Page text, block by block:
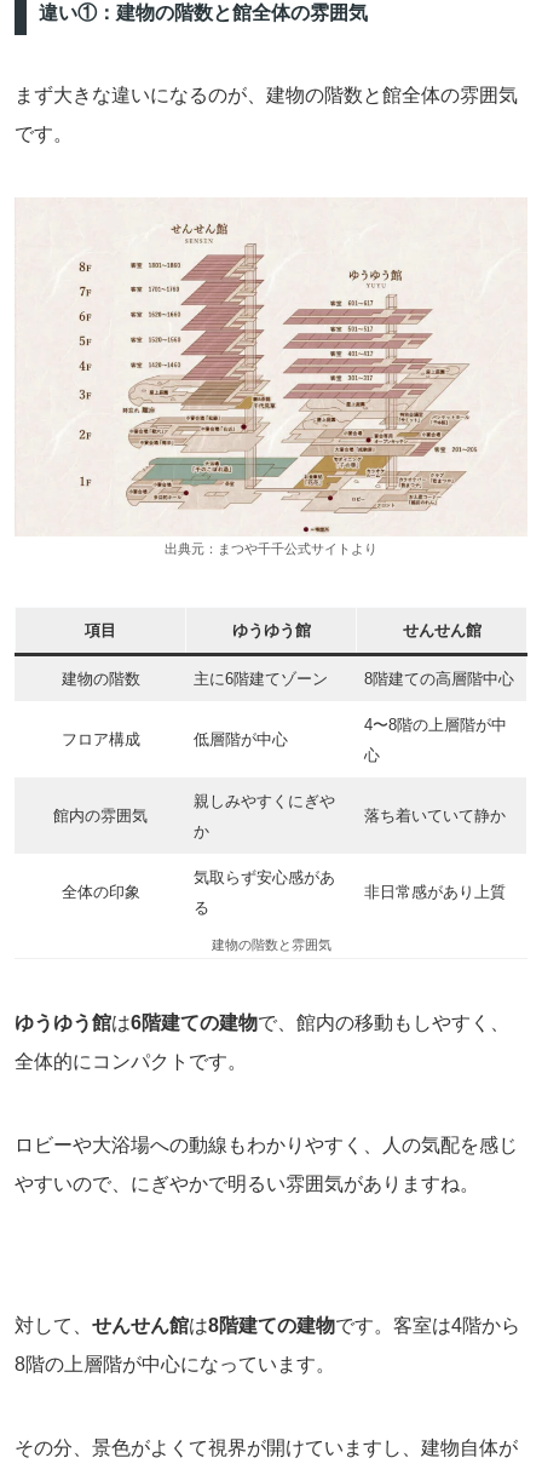
違い①：建物の階数と館全体の雰囲気
まず大きな違いになるのが、建物の階数と館全体の雰囲気
です。
出典元：まつや千千公式サイトより
項目 ゆうゆう館 せんせん館
建物の階数 主に6階建てゾーン 8階建ての高層階中心
フロア構成 低層階が中心
4〜8階の上層階が中
心
館内の雰囲気
親しみやすくにぎや
か
落ち着いていて静か
全体の印象
気取らず安心感があ
る
非日常感があり上質
建物の階数と雰囲気
ゆうゆう館は6階建ての建物で、館内の移動もしやすく、
全体的にコンパクトです。
ロビーや大浴場への動線もわかりやすく、人の気配を感じ
やすいので、にぎやかで明るい雰囲気がありますね。
対して、 せんせん館は8階建ての建物です。客室は4階から
8階の上層階が中心になっています。
その分、景色がよくて視界が開けていますし、建物自体が